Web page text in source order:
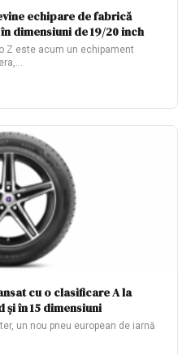
echipare de fabrică
dimensiuni de 19/20 inch
Z este acum un echipament
cu o clasificare A la
în 15 dimensiuni
un nou pneu european de iarnă